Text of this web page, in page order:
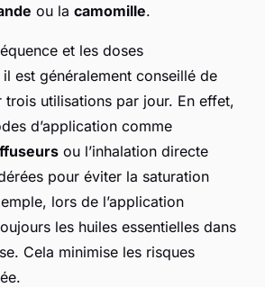
ou la camomille.
et les doses
est généralement conseillé de
trois utilisations par jour. En effet,
d’application comme
ou l’inhalation directe
pour éviter la saturation
lors de l’application
les huiles essentielles dans
Cela minimise les risques